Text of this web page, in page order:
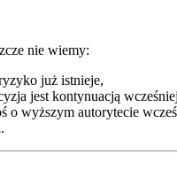
nie wiemy:
już istnieje,
jest kontynuacją
o wyższym autorytecie